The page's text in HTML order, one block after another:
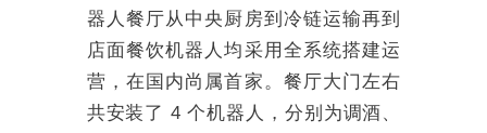
器人餐厅从中央厨房到冷链运输再到
店面餐饮机器人均采用全系统搭建运
营，在国内尚属首家。餐厅大门左右
共安装了 4 个机器人，分别为调酒、